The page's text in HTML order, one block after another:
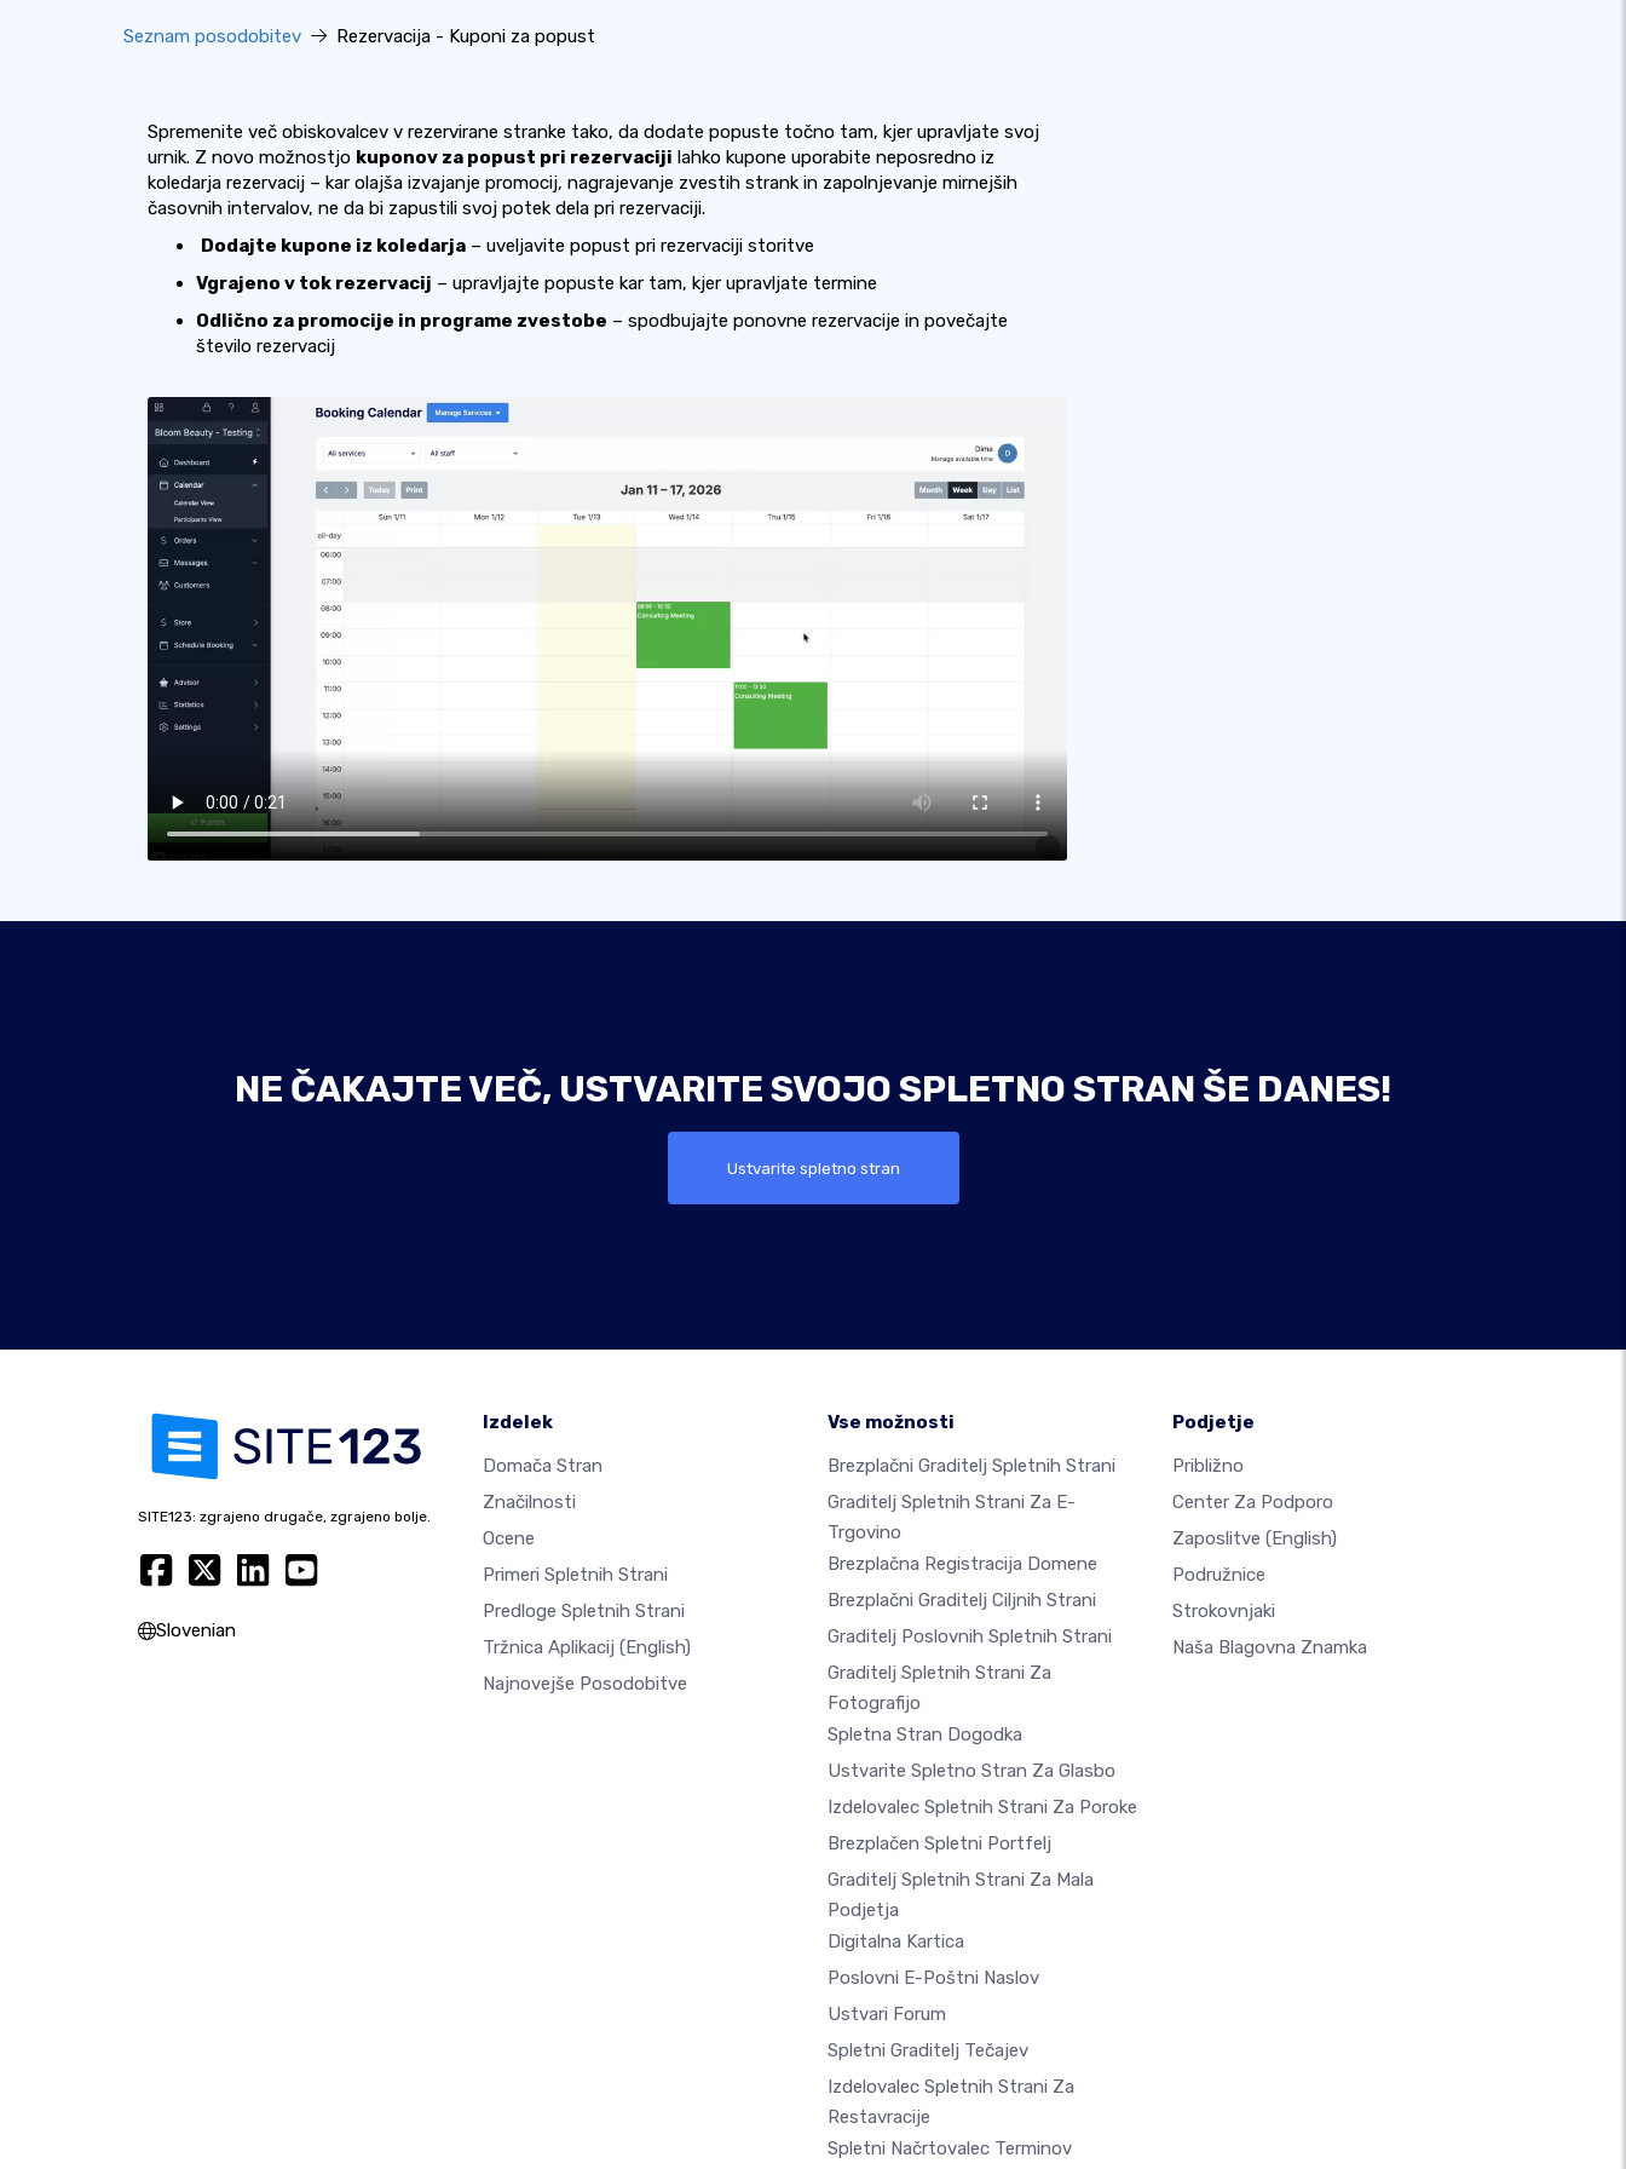
Seznam posodobitev Rezervacija - Kuponi za popust
Spremenite več obiskovalcev v rezervirane stranke tako, da dodate popuste točno tam, kjer upravljate svoj
urnik. Z novo možnostjo kuponov za popust pri rezervaciji lahko kupone uporabite neposredno iz
koledarja rezervacij – kar olajša izvajanje promocij, nagrajevanje zvestih strank in zapolnjevanje mirnejših
časovnih intervalov, ne da bi zapustili svoj potek dela pri rezervaciji.
Dodajte kupone iz koledarja – uveljavite popust pri rezervaciji storitve
Vgrajeno v tok rezervacij – upravljajte popuste kar tam, kjer upravljate termine
Odlično za promocije in programe zvestobe – spodbujajte ponovne rezervacije in povečajte
število rezervacij
NE ČAKAJTE VEČ, USTVARITE SVOJO SPLETNO STRAN ŠE DANES!
Ustvarite spletno stran
SITE123: zgrajeno drugače, zgrajeno bolje.
Slovenian
Izdelek
Domača Stran
Značilnosti
Ocene
Primeri Spletnih Strani
Predloge Spletnih Strani
Tržnica Aplikacij (English)
Najnovejše Posodobitve
Vse možnosti
Brezplačni Graditelj Spletnih Strani
Graditelj Spletnih Strani Za E-
Trgovino
Brezplačna Registracija Domene
Brezplačni Graditelj Ciljnih Strani
Graditelj Poslovnih Spletnih Strani
Graditelj Spletnih Strani Za
Fotografijo
Spletna Stran Dogodka
Ustvarite Spletno Stran Za Glasbo
Izdelovalec Spletnih Strani Za Poroke
Brezplačen Spletni Portfelj
Graditelj Spletnih Strani Za Mala
Podjetja
Digitalna Kartica
Poslovni E-Poštni Naslov
Ustvari Forum
Spletni Graditelj Tečajev
Izdelovalec Spletnih Strani Za
Restavracije
Spletni Načrtovalec Terminov
Podjetje
Približno
Center Za Podporo
Zaposlitve (English)
Podružnice
Strokovnjaki
Naša Blagovna Znamka